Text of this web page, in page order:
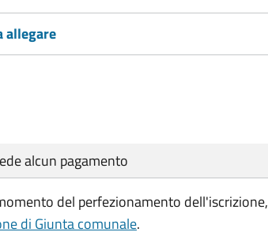
allegare
alcun pagamento
del perfezionamento dell'iscrizione,
di Giunta comunale.